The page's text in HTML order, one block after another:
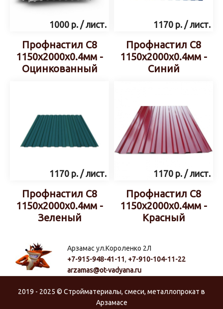
1000 р. / лист.
Профнастил С8
1150х2000х0.4мм -
Оцинкованный
1170 р. / лист.
Профнастил С8
1150х2000х0.4мм -
Синий
1170 р. / лист.
Профнастил С8
1150х2000х0.4мм -
Зеленый
1170 р. / лист.
Профнастил С8
1150х2000х0.4мм -
Красный
Арзамас ул.Короленко 2Л
+7-915-948-41-11, +7-910-104-11-22
arzamas@ot-vadyana.ru
2019 - 2025 © Стройматериалы, смеси, металлопрокат в
Арзамасе